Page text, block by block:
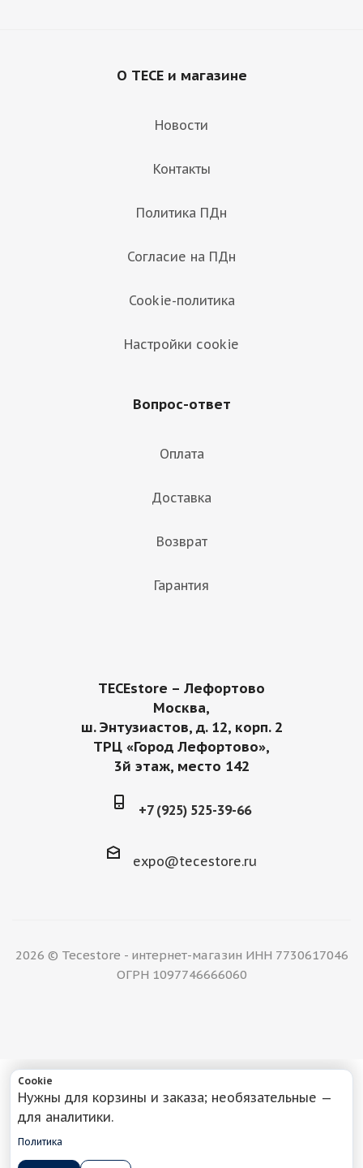
О TECE и магазине
Новости
Контакты
Политика ПДн
Согласие на ПДн
Cookie-политика
Настройки cookie
Вопрос-ответ
Оплата
Доставка
Возврат
Гарантия
TECEstore – Лефортово
Москва,
ш. Энтузиастов, д. 12, корп. 2
ТРЦ «Город Лефортово»,
3й этаж, место 142
+7 (925) 525-39-66
expo@tecestore.ru
2026 © Tecestore - интернет-магазин ИНН 7730617046
ОГРН 1097746666060
Cookie
Нужны для корзины и заказа; необязательные —
для аналитики.
Политика